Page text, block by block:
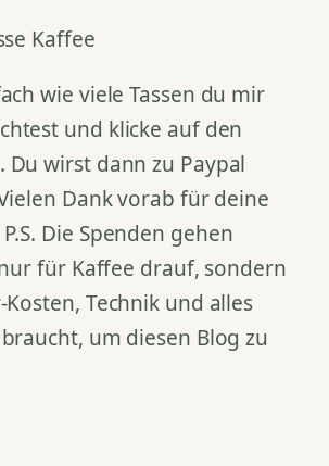
Kaffee
wie viele Tassen du mir
und klicke auf den
Du wirst dann zu Paypal
Dank vorab für deine
Die Spenden gehen
für Kaffee drauf, sondern
Technik und alles
um diesen Blog zu